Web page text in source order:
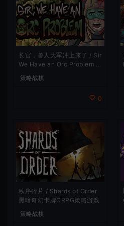
长官，兽人大军冲上来了 / Sir
We Have an Orc Problem 增
量塔防游戏
策略战棋
0
秩序碎片 / Shards of Order
黑暗奇幻卡牌CRPG策略游戏
策略战棋